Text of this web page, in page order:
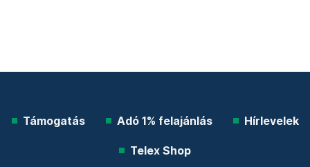
Támogatás Adó 1% felajánlás Hírlevelek
Telex Shop